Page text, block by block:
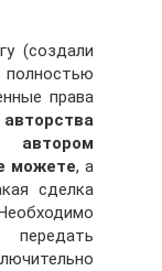
(создали
права
можете, а
сделка